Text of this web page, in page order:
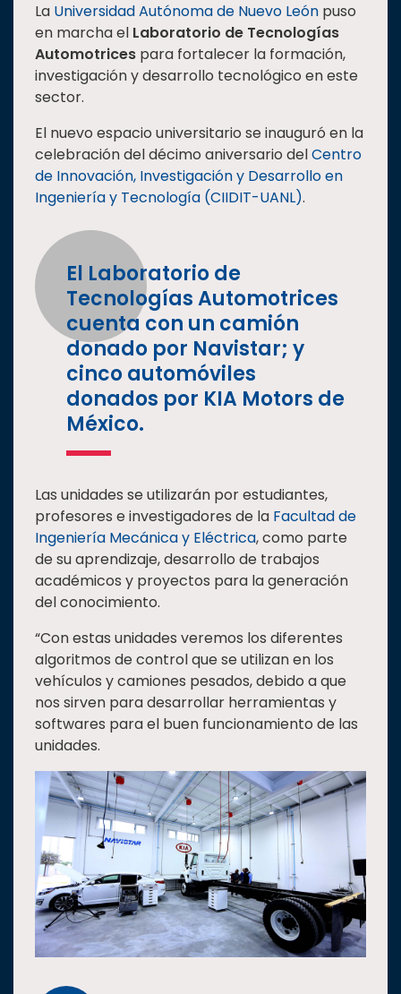
TEMAS
educativa
Estudiantes
Rectoría
Internacionalización
Responsabilidad
social
Vinculación
Universiada
Nacional
La Universidad Autónoma de Nuevo León puso
en marcha el Laboratorio de Tecnologías
Automotrices para fortalecer la formación,
investigación y desarrollo tecnológico en este
sector.
El nuevo espacio universitario se inauguró en la
celebración del décimo aniversario delCentro
de Innovación, Investigación y Desarrollo en
Ingeniería y Tecnología (CIIDIT-UANL).
El Laboratorio de
Tecnologías Automotrices
cuenta con un camión
donado por Navistar; y
cinco automóviles
donados por KIA Motors de
México.
Las unidades se utilizarán por estudiantes,
profesores e investigadores de la Facultad de
Ingeniería Mecánica y Eléctrica, como parte
de su aprendizaje, desarrollo de trabajos
académicos y proyectos para la generación
del conocimiento.
“Con estas unidades veremos los diferentes
algoritmos de control que se utilizan en los
vehículos y camiones pesados, debido a que
nos sirven para desarrollar herramientas y
softwares para el buen funcionamiento de las
unidades.